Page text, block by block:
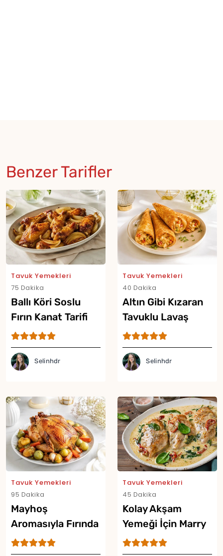
Benzer Tarifler
Tavuk Yemekleri
75 Dakika
Ballı Köri Soslu
Fırın Kanat Tarifi
Selinhdr
Tavuk Yemekleri
40 Dakika
Altın Gibi Kızaran
Tavuklu Lavaş
Külahı Tarifi
Selinhdr
Tavuk Yemekleri
95 Dakika
Mayhoş
Aromasıyla Fırında
Erikli Tavuk Tarifi
Tavuk Yemekleri
45 Dakika
Kolay Akşam
Yemeği İçin Marry
Me Chicken Tarifi